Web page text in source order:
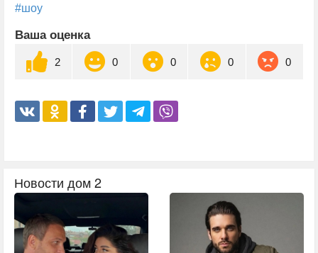
#шоу
Ваша оценка
2 0 0 0 0
Новости дом 2